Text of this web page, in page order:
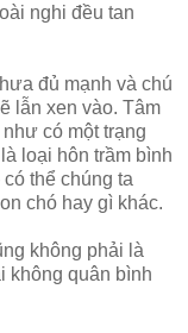
nghi đều tan
đủ mạnh và chú
lẫn xen vào. Tâm
có một trạng
loại hôn trầm bình
thể chúng ta
chó hay gì khác.
không phải là
không quân bình